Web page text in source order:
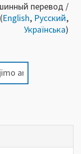
перевод /
English, Русский,
Українська)